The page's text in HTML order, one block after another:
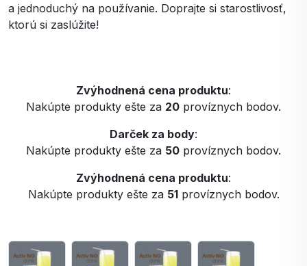
a jednoduchý na používanie. Doprajte si starostlivosť,
ktorú si zaslúžite!
Zvýhodnená cena produktu:
Nakúpte produkty ešte za 20 províznych bodov.
Darček za body:
Nakúpte produkty ešte za 50 províznych bodov.
Zvýhodnená cena produktu:
Nakúpte produkty ešte za 51províznych bodov.